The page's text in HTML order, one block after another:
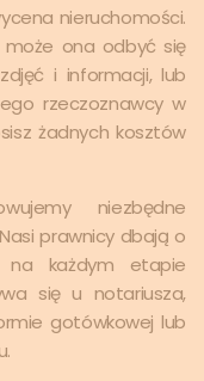
nieruchomości.
może ona odbyć się
i informacji, lub
rzeczoznawcy w
żadnych kosztów
niezbędne
prawnicy dbają o
na każdym etapie
się u notariusza,
gotówkowej lub